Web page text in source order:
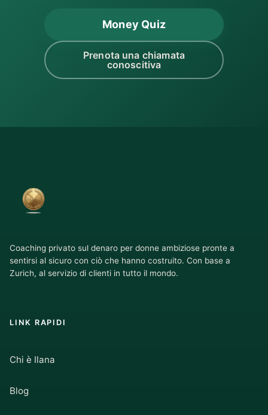
Money Quiz
Prenota una chiamata
conoscitiva
Coaching privato sul denaro per donne ambiziose pronte a
sentirsi al sicuro con ciò che hanno costruito. Con base a
Zurich, al servizio di clienti in tutto il mondo.
LINK RAPIDI
Chi è Ilana
Blog